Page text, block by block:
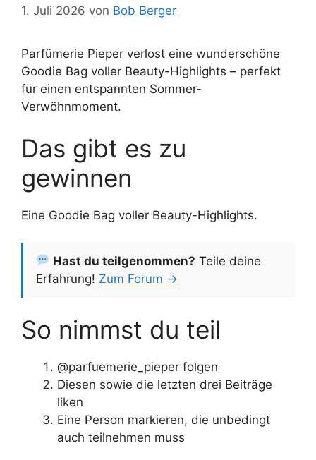
1. Juli 2026 von Bob Berger
Parfümerie Pieper verlost eine wunderschöne
Goodie Bag voller Beauty-Highlights – perfekt
für einen entspannten Sommer-
Verwöhnmoment.
Das gibt es zu
gewinnen
Eine Goodie Bag voller Beauty-Highlights.
Hast du teilgenommen? Teile deine
Erfahrung! Zum Forum →
So nimmst du teil
@parfuemerie_pieper folgen
Diesen sowie die letzten drei Beiträge
liken
Eine Person markieren, die unbedingt
auch teilnehmen muss